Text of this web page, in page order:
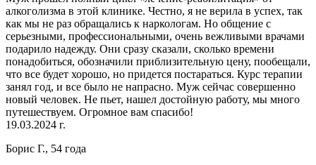
алкоголизма в этой клинике. Честно, я не верила в успех, так
как мы не раз обращались к наркологам. Но общение с
серьезными, профессиональными, очень вежливыми врачами
подарило надежду. Они сразу сказали, сколько времени
понадобиться, обозначили приблизительную цену, пообещали,
что все будет хорошо, но придется постараться. Курс терапии
занял год, и все было не напрасно. Муж сейчас совершенно
новый человек. Не пьет, нашел достойную работу, мы много
путешествуем. Огромное вам спасибо!
19.03.2024 г.
Борис Г., 54 года